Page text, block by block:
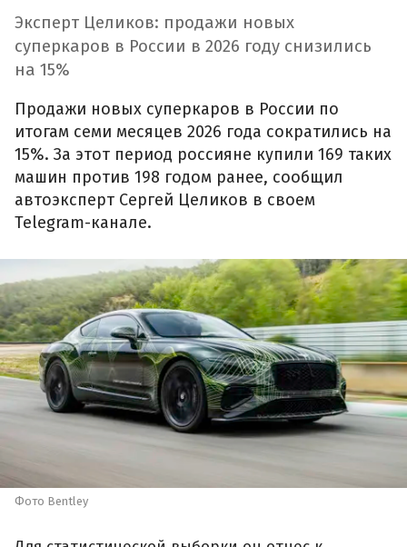
Эксперт Целиков: продажи новых
суперкаров в России в 2026 году снизились
на 15%
Продажи новых суперкаров в России по
итогам семи месяцев 2026 года сократились на
15%. За этот период россияне купили 169 таких
машин против 198 годом ранее, сообщил
автоэксперт Сергей Целиков в своем
Telegram-канале.
Фото Bentley